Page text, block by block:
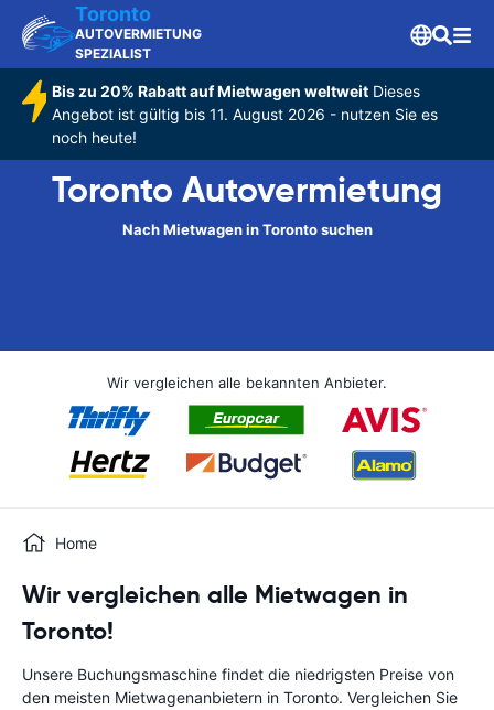
Toronto
AUTOVERMIETUNG
SPEZIALIST
Bis zu 20% Rabatt auf Mietwagen weltweitDieses
Angebot ist gültig bis 11. August 2026 - nutzen Sie es
noch heute!
Toronto Autovermietung
Nach Mietwagen in Toronto suchen
Wir vergleichen alle bekannten Anbieter.
Home
Wir vergleichen alle Mietwagen in
Toronto!
Unsere Buchungsmaschine findet die niedrigsten Preise von
den meisten Mietwagenanbietern in Toronto. Vergleichen Sie